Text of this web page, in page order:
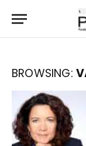
BROWSING: